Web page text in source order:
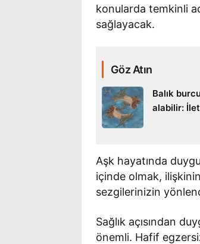
konularda temkinli
sağlayacak.
Göz Atın
Balık
alabilir:
Aşk hayatında
içinde olmak,
sezgilerinizin
Sağlık açısından
önemli. Hafif